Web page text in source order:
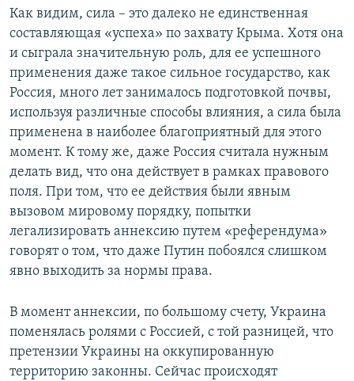
Как видим, сила – это далеко не единственная
составляющая «успеха» по захвату Крыма. Хотя она
и сыграла значительную роль, для ее успешного
применения даже такое сильное государство, как
Россия, много лет занималось подготовкой почвы,
используя различные способы влияния, а сила была
применена в наиболее благоприятный для этого
момент. К тому же, даже Россия считала нужным
делать вид, что она действует в рамках правового
поля. При том, что ее действия были явным
вызовом мировому порядку, попытки
легализировать аннексию путем «референдума»
говорят о том, что даже Путин побоялся слишком
явно выходить за нормы права.
В момент аннексии, по большому счету, Украина
поменялась ролями с Россией, с той разницей, что
претензии Украины на оккупированную
территорию законны. Сейчас происходят